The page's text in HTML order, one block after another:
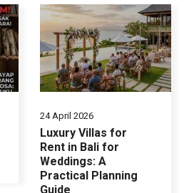
24 April 2026
Luxury Villas for
Rent in Bali for
Weddings: A
Practical Planning
Guide